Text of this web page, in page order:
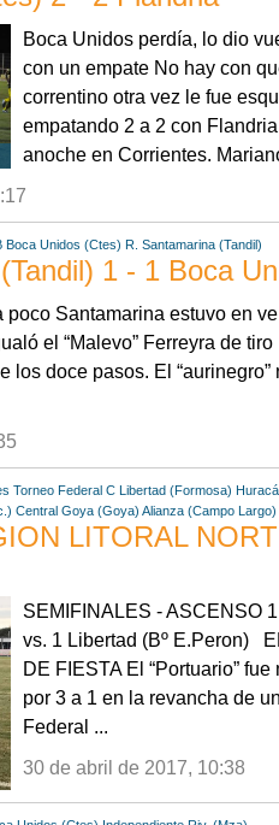
Boca Unidos perdía, lo dio
con un empate No hay con
correntino otra vez le fue
empatando 2 a 2 con
anoche en Corrientes.
Boca Unidos (Ctes) R. Santamarina (Tandil)
1 - 1 Boca
poco Santamarina estuvo en
el “Malevo” Ferreyra de
los doce pasos. El
Torneo Federal C Libertad (Formosa)
Central Goya (Goya) Alianza (Campo Largo)
LITORAL
SEMIFINALES -
vs. 1 Libertad (Bº E.Peron)
DE FIESTA El “Portuario”
por 3 a 1 en la revancha de
Federal ...
30 de abril de 2017, 10:38